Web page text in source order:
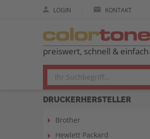
LOGIN KONTAKT
preiswert, schnell &
DRUCKERHERSTELLER
Brother
Hewlett Packard